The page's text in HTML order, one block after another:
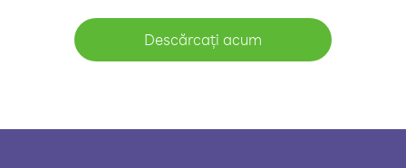
Descărcați acum